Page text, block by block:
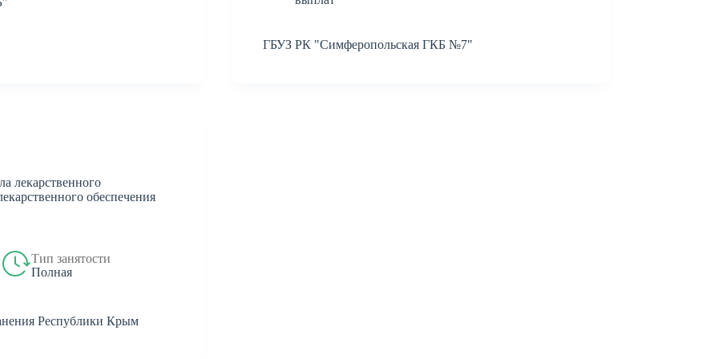
ГБУЗ РК "Симферопольская ГКБ №7"
лекарственного
обеспечения
Тип занятости
Полная
Республики Крым